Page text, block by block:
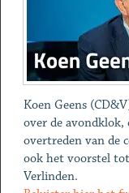
Koen Geens
over de avondklok,
overtreden van de
ook het voorstel
Verlinden.